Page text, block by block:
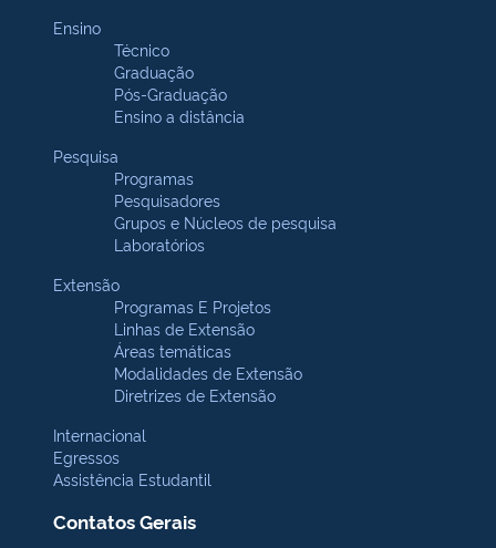
Ensino
Técnico
Graduação
Pós-Graduação
Ensino a distância
Pesquisa
Programas
Pesquisadores
Grupos e Núcleos de pesquisa
Laboratórios
Extensão
Programas E Projetos
Linhas de Extensão
Áreas temáticas
Modalidades de Extensão
Diretrizes de Extensão
Internacional
Egressos
Assistência Estudantil
Contatos Gerais